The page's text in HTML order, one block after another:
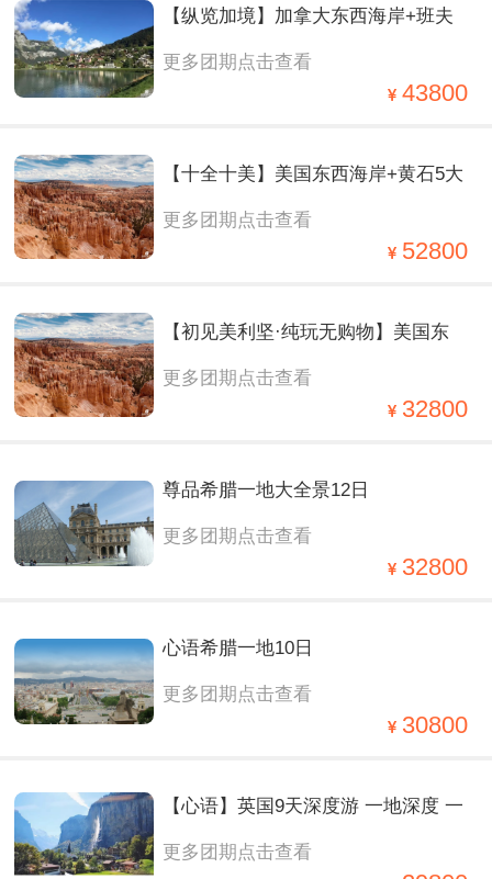
【纵览加境】加拿大东西海岸+班夫
六大国家公园15日
更多团期点击查看
43800
【十全十美】美国东西海岸+黄石5大
国家公园17日
更多团期点击查看
52800
【初见美利坚·纯玩无购物】美国东
西海岸+大瀑布+夏威夷16日
更多团期点击查看
32800
尊品希腊一地大全景12日
更多团期点击查看
32800
心语希腊一地10日
更多团期点击查看
30800
【心语】英国9天深度游 一地深度 一
价全含
更多团期点击查看